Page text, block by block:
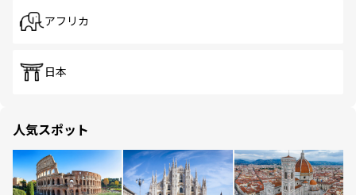
アフリカ
日本
人気スポット